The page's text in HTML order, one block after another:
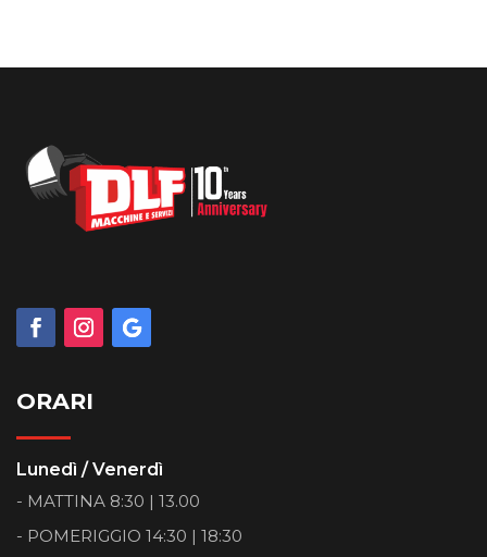
ORARI
Lunedì / Venerdì
- MATTINA 8:30 | 13.00
- POMERIGGIO 14:30 | 18:30